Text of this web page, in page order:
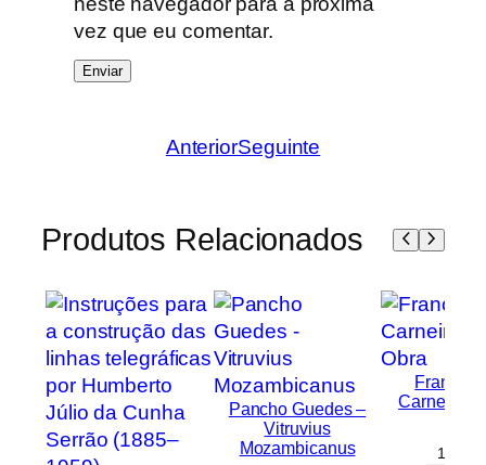
vez que eu comentar.
AnteriorSeguinte
Produtos Relacionados
Pancho Guedes –
Vitruvius
Mozambicanus
Carneiro –
100,00